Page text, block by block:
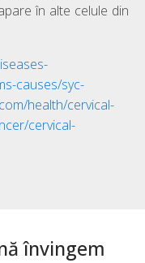
în alte celule din
causes/syc-
health/cervical-
cervical-
învingem